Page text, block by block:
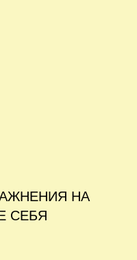
НА
СЕБЯ